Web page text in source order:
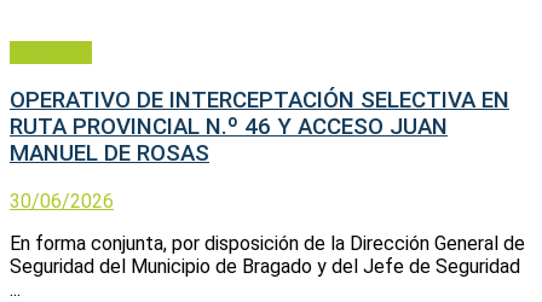
OPERATIVO DE INTERCEPTACIÓN SELECTIVA EN
RUTA PROVINCIAL N.º 46 Y ACCESO JUAN
MANUEL DE ROSAS
30/06/2026
En forma conjunta, por disposición de la Dirección General de
Seguridad del Municipio de Bragado y del Jefe de Seguridad
...